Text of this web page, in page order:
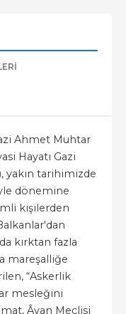
Ahmet Muhtar
Hayatı Gazi
yakın tarihimizde
dönemine
kişilerden
kırktan fazla
mareşalliğe
“Askerlik
mesleğini
Âyan Meclisi